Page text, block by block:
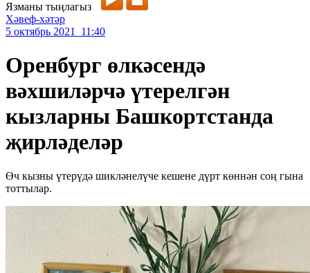
Язманы тыңлагыз
Хәвеф-хәтәр
5 октябрь 2021 11:40
Оренбург өлкәсендә
вәхшиләрчә үтерелгән
кызларны Башкортстанда
җирләделәр
Өч кызны үтерүдә шикләнелүче кешене дүрт көннән соң гына
тоттылар.